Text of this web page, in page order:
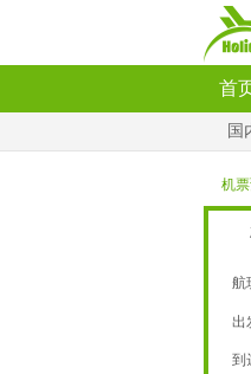
首
国
机
航
出
到